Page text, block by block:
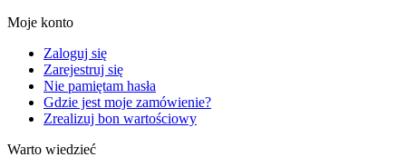
Moje konto
Zaloguj się
Zarejestruj się
Nie pamiętam hasła
Gdzie jest moje zamówienie?
Zrealizuj bon wartościowy
Warto wiedzieć